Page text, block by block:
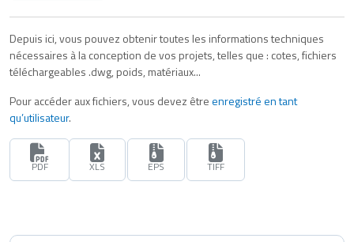
Depuis ici, vous pouvez obtenir toutes les informations techniques
nécessaires à la conception de vos projets, telles que : cotes, fichiers
téléchargeables .dwg, poids, matériaux...
Pour accéder aux fichiers, vous devez êtreenregistré en tant
qu’utilisateur.
PDF XLS EPS TIFF